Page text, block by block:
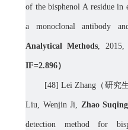
of the bisphenol A residue in
a monoclonal antibody
Analytical Methods, 2015,
IF=2.896）
[48] Lei Zhang （研究
Liu, Wenjin Ji, Zhao
detection method for